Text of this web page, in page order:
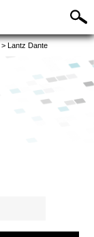
> Lantz Dante